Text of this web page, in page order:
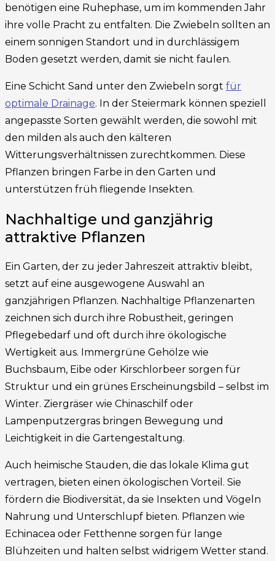
benötigen eine Ruhephase, um im kommenden Jahr
ihre volle Pracht zu entfalten. Die Zwiebeln sollten an
einem sonnigen Standort und in durchlässigem
Boden gesetzt werden, damit sie nicht faulen.
Eine Schicht Sand unter den Zwiebeln sorgt für
optimale Drainage. In der Steiermark können speziell
angepasste Sorten gewählt werden, die sowohl mit
den milden als auch den kälteren
Witterungsverhältnissen zurechtkommen. Diese
Pflanzen bringen Farbe in den Garten und
unterstützen früh fliegende Insekten.
Nachhaltige und ganzjährig
attraktive Pflanzen
Ein Garten, der zu jeder Jahreszeit attraktiv bleibt,
setzt auf eine ausgewogene Auswahl an
ganzjährigen Pflanzen. Nachhaltige Pflanzenarten
zeichnen sich durch ihre Robustheit, geringen
Pflegebedarf und oft durch ihre ökologische
Wertigkeit aus. Immergrüne Gehölze wie
Buchsbaum, Eibe oder Kirschlorbeer sorgen für
Struktur und ein grünes Erscheinungsbild – selbst im
Winter. Ziergräser wie Chinaschilf oder
Lampenputzergras bringen Bewegung und
Leichtigkeit in die Gartengestaltung.
Auch heimische Stauden, die das lokale Klima gut
vertragen, bieten einen ökologischen Vorteil. Sie
fördern die Biodiversität, da sie Insekten und Vögeln
Nahrung und Unterschlupf bieten. Pflanzen wie
Echinacea oder Fetthenne sorgen für lange
Blühzeiten und halten selbst widrigem Wetter stand.